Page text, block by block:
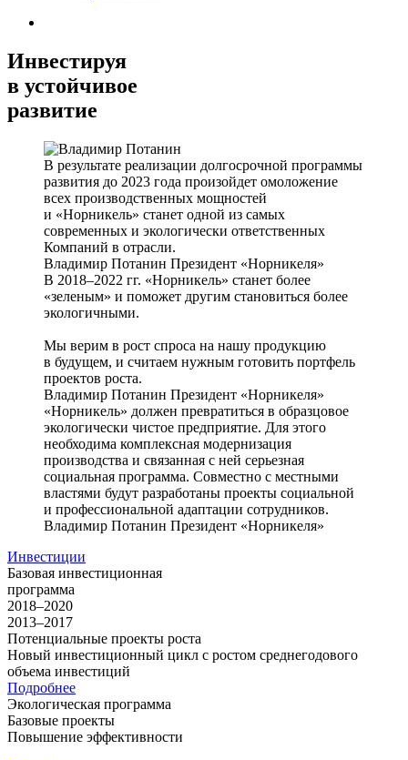
Инвестируя
в устойчивое
развитие
В результате реализации долгосрочной программы
развития до 2023 года произойдет омоложение
всех производственных мощностей
и «Норникель» станет одной из самых
современных и экологически ответственных
Компаний в отрасли.
Владимир Потанин Президент «Норникеля»
В 2018–2022 гг. «Норникель» станет более
«зеленым» и поможет другим становиться более
экологичными.
Мы верим в рост спроса на нашу продукцию
в будущем, и считаем нужным готовить портфель
проектов роста.
Владимир Потанин Президент «Норникеля»
«Норникель» должен превратиться в образцовое
экологически чистое предприятие. Для этого
необходима комплексная модернизация
производства и связанная с ней серьезная
социальная программа. Совместно с местными
властями будут разработаны проекты социальной
и профессиональной адаптации сотрудников.
Владимир Потанин Президент «Норникеля»
Инвестиции
Базовая инвестиционная
программа
2018–2020
2013–2017
Потенциальные проекты роста
Новый инвестиционный цикл с ростом среднегодового
объема инвестиций
Подробнее
Экологическая программа
Базовые проекты
Повышение эффективности